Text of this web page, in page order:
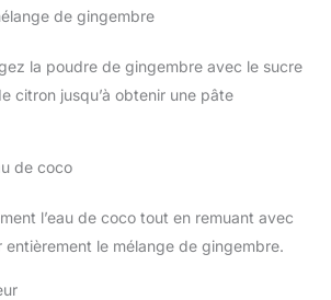
de gingembre
la poudre de gingembre avec le sucre
citron jusqu’à obtenir une pâte
de coco
l’eau de coco tout en remuant avec
entièrement le mélange de gingembre.